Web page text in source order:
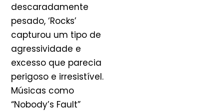
descaradamente
pesado, ‘Rocks’
capturou um tipo de
agressividade e
excesso que parecia
perigoso e irresistível.
Músicas como
“Nobody’s Fault”